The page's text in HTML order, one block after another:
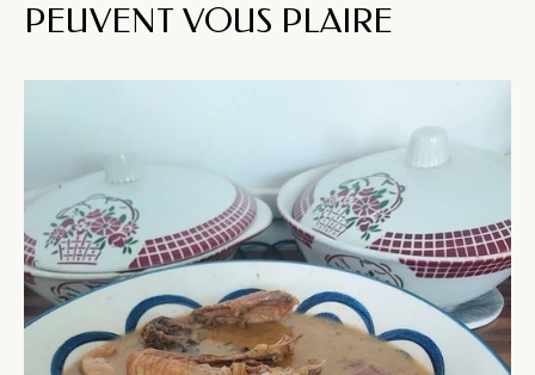
PEUVENT VOUS PLAIRE